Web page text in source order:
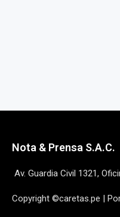
Nota & Prensa S.A.C.
Av. Guardia Civil 1321,
Copyright ©caretas.pe |